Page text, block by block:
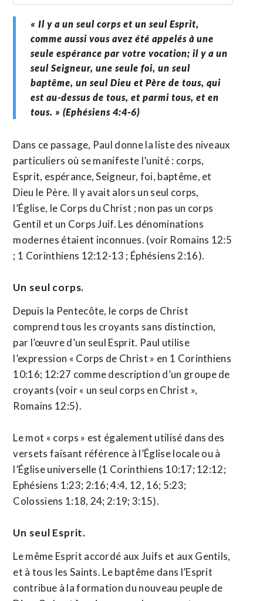
« Il y a un seul corps et un seul Esprit,
comme aussi vous avez été appelés à une
seule espérance par votre vocation; il y a un
seul Seigneur, une seule foi, un seul
baptême, un seul Dieu et Père de tous, qui
est au-dessus de tous, et parmi tous, et en
tous. » (Ephésiens 4:4-6)
Dans ce passage, Paul donne la liste des niveaux
particuliers où se manifeste l’unité : corps,
Esprit, espérance, Seigneur, foi, baptême, et
Dieu le Père. Il y avait alors un seul corps,
l’Église, le Corps du Christ ; non pas un corps
Gentil et un Corps Juif. Les dénominations
modernes étaient inconnues. (voir Romains 12:5
; 1 Corinthiens 12:12-13 ; Éphésiens 2:16).
Un seul corps.
Depuis la Pentecôte, le corps de Christ
comprend tous les croyants sans distinction,
par l’œuvre d’un seul Esprit. Paul utilise
l’expression « Corps de Christ » en 1 Corinthiens
10:16; 12:27 comme description d’un groupe de
croyants (voir « un seul corps en Christ »,
Romains 12:5).
Le mot « corps » est également utilisé dans des
versets faisant référence à l’Église locale ou à
l’Église universelle (1 Corinthiens 10:17; 12:12;
Ephésiens 1:23; 2:16; 4:4, 12, 16; 5:23;
Colossiens 1:18, 24; 2:19; 3:15).
Un seul Esprit.
Le même Esprit accordé aux Juifs et aux Gentils,
et à tous les Saints. Le baptême dans l’Esprit
contribue à la formation du nouveau peuple de